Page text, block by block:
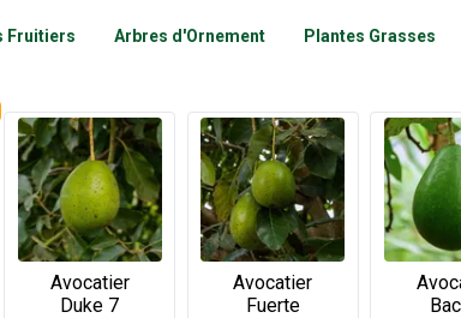
Fruitiers Arbres d'Ornement Plantes Grasses
Avocatier
Duke 7
Avocatier
Fuerte